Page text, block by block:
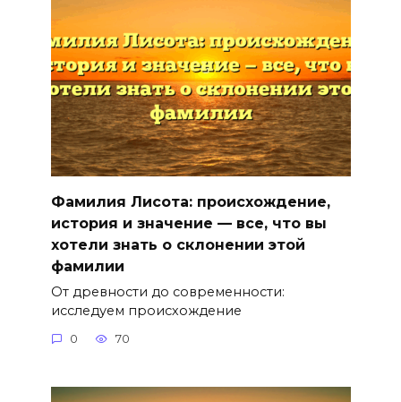
Фамилия Лисота: происхождение,
история и значение — все, что вы
хотели знать о склонении этой
фамилии
От древности до современности:
исследуем происхождение
0 70